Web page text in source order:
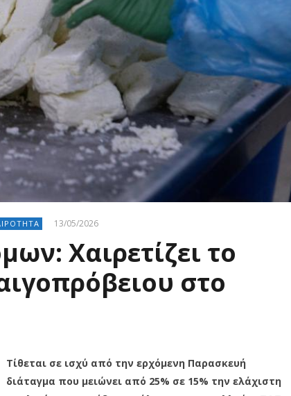
13/05/2026
Χαιρετίζει το
στο
Τίθεται σε ισχύ από την ερχόμενη Παρασκευή
διάταγμα που μειώνει από 25% σε 15% την ελάχιστη